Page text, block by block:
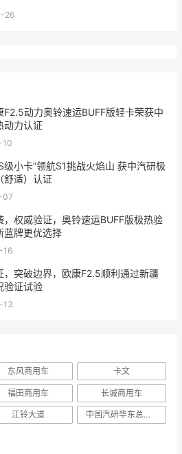
26
“房车”，远程星智T有点儿行
26
动力认证
10
，权威验证，奥铃速运BUFF版极热验
蓝牌更优选择
16
，突破边界，欧康F2.5顺利通过新疆